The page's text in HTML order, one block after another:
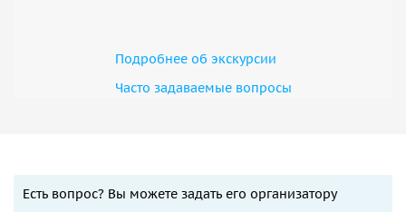
Подробнее об экскурсии
Часто задаваемые вопросы
Есть вопрос? Вы можете задать его организатору